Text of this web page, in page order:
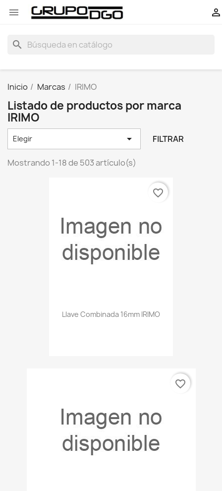
 
search
Inicio Marcas IRIMO
Listado de productos por marca
IRIMO
Elegir  FILTRAR
Mostrando 1-18 de 503 artículo(s)
Llave Combinada 16mm IRIMO
favorite_border
favorite_border